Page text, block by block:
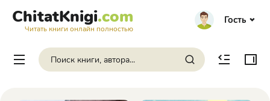
ChitatKnigi.com
Читать книги онлайн полностью
Гость